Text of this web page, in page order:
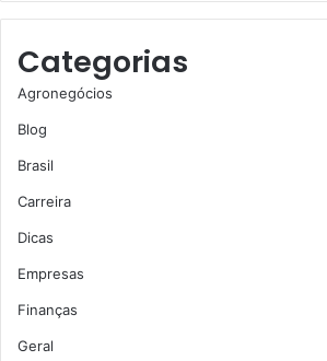
Categorias
Agronegócios
Blog
Brasil
Carreira
Dicas
Empresas
Finanças
Geral